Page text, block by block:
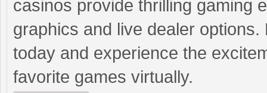
casinos provide thrilling gaming
graphics and live dealer
today and experience the
favorite games virtually.